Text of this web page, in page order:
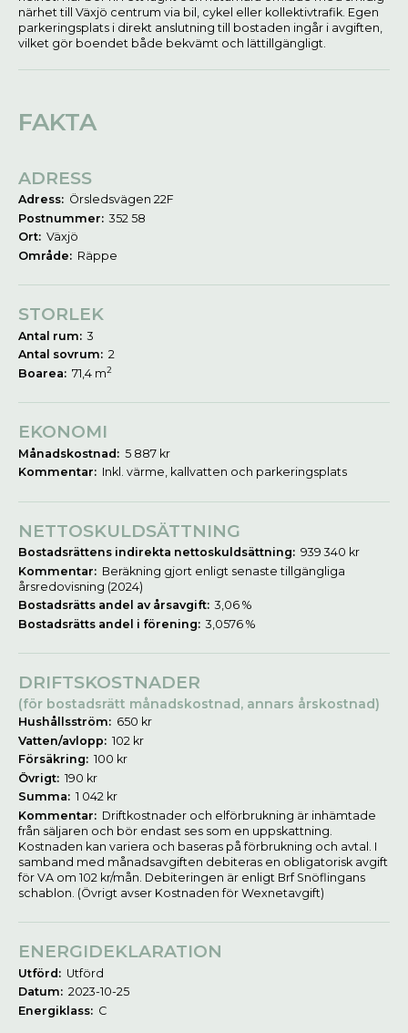
närhet till Växjö centrum via bil, cykel eller kollektivtrafik. Egen
parkeringsplats i direkt anslutning till bostaden ingår i avgiften,
vilket gör boendet både bekvämt och lättillgängligt.
FAKTA
ADRESS
Adress: Örsledsvägen 22F
Postnummer: 352 58
Ort: Växjö
Område: Räppe
STORLEK
Antal rum: 3
Antal sovrum: 2
Boarea: 71,4 m2
EKONOMI
Månadskostnad: 5 887 kr
Kommentar: Inkl. värme, kallvatten och parkeringsplats
NETTOSKULDSÄTTNING
Bostadsrättens indirekta nettoskuldsättning: 939 340 kr
Kommentar: Beräkning gjort enligt senaste tillgängliga
årsredovisning (2024)
Bostadsrätts andel av årsavgift: 3,06 %
Bostadsrätts andel i förening: 3,0576 %
DRIFTSKOSTNADER
(för bostadsrätt månadskostnad, annars årskostnad)
Hushållsström: 650 kr
Vatten/avlopp: 102 kr
Försäkring: 100 kr
Övrigt: 190 kr
Summa: 1 042 kr
Kommentar: Driftkostnader och elförbrukning är inhämtade
från säljaren och bör endast ses som en uppskattning.
Kostnaden kan variera och baseras på förbrukning och avtal. I
samband med månadsavgiften debiteras en obligatorisk avgift
för VA om 102 kr/mån. Debiteringen är enligt Brf Snöflingans
schablon. (Övrigt avser Kostnaden för Wexnetavgift)
ENERGIDEKLARATION
Utförd: Utförd
Datum: 2023-10-25
Energiklass: C